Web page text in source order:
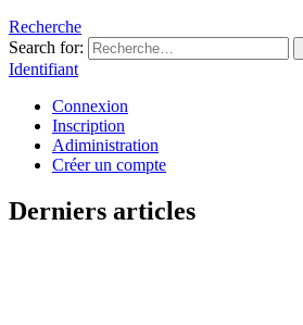
Recherche
Search for:
Identifiant
Connexion
Inscription
Adiministration
Créer un compte
Derniers articles